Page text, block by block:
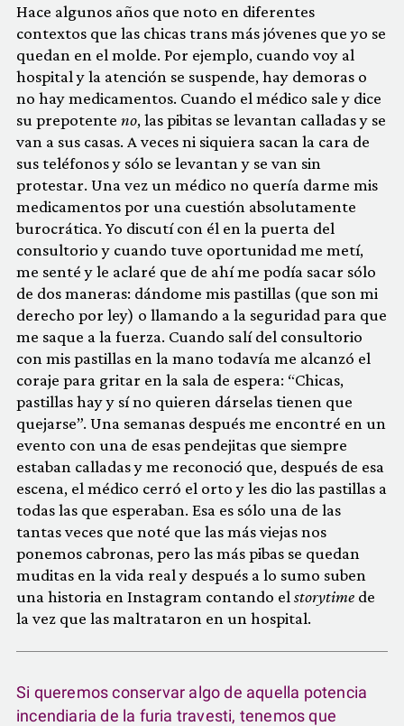
Hace algunos años que noto en diferentes
contextos que las chicas trans más jóvenes que yo se
quedan en el molde. Por ejemplo, cuando voy al
hospital y la atención se suspende, hay demoras o
no hay medicamentos. Cuando el médico sale y dice
su prepotente no, las pibitas se levantan calladas y se
van a sus casas. A veces ni siquiera sacan la cara de
sus teléfonos y sólo se levantan y se van sin
protestar. Una vez un médico no quería darme mis
medicamentos por una cuestión absolutamente
burocrática. Yo discutí con él en la puerta del
consultorio y cuando tuve oportunidad me metí,
me senté y le aclaré que de ahí me podía sacar sólo
de dos maneras: dándome mis pastillas (que son mi
derecho por ley) o llamando a la seguridad para que
me saque a la fuerza. Cuando salí del consultorio
con mis pastillas en la mano todavía me alcanzó el
coraje para gritar en la sala de espera: “Chicas,
pastillas hay y sí no quieren dárselas tienen que
quejarse”. Una semanas después me encontré en un
evento con una de esas pendejitas que siempre
estaban calladas y me reconoció que, después de esa
escena, el médico cerró el orto y les dio las pastillas a
todas las que esperaban. Esa es sólo una de las
tantas veces que noté que las más viejas nos
ponemos cabronas, pero las más pibas se quedan
muditas en la vida real y después a lo sumo suben
una historia en Instagram contando el storytime de
la vez que las maltrataron en un hospital.
Si queremos conservar algo de aquella potencia
incendiaria de la furia travesti, tenemos que